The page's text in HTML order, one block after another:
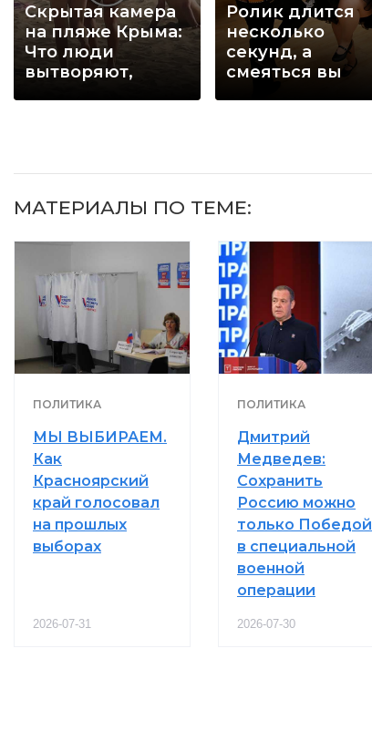
Скрытая камера
на пляже Крыма:
Что люди
вытворяют,
Ролик длится
несколько
секунд, а
смеяться вы
МАТЕРИАЛЫ ПО ТЕМЕ:
ПОЛИТИКА
МЫ ВЫБИРАЕМ.
Как
Красноярский
край голосовал
на прошлых
выборах
2026-07-31
ПОЛИТИКА
Дмитрий
Медведев:
Сохранить
Россию можно
только Победой
в специальной
военной
операции
2026-07-30